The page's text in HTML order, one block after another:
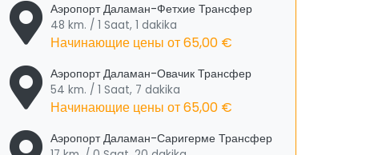
Аэропорт Даламан-Фетхие Трансфер
48 km. / 1 Saat, 1 dakika
Начинающие цены от65,00 €
Аэропорт Даламан-Овачик Трансфер
54 km. / 1 Saat, 7 dakika
Начинающие цены от65,00 €
Аэропорт Даламан-Саригерме Трансфер